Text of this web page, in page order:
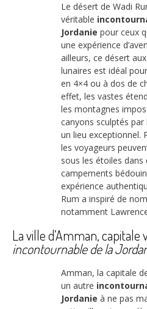
Le désert de Wadi
véritable
Jordanie pour ceux
une expérience
ailleurs, ce désert
lunaires est idéal
en 4×4 ou à dos de
effet, les vastes
les montagnes
canyons sculptés
un lieu exceptionnel.
les voyageurs
sous les étoiles dans
campements
expérience
Rum a inspiré de
notamment Lawrence
La ville d’Amman, capitale
incontournable de la
Amman, la capitale
un autre
Jordanie à ne pas